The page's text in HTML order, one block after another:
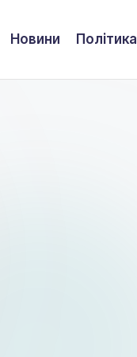
Новини Політика